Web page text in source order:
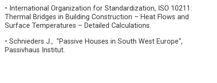
• International Organization for Standardization, ISO 10211:
Thermal Bridges in Building Construction – Heat Flows and
Surface Temperatures – Detailed Calculations.
• Schnieders J., "Passive Houses in South West Europe",
Passivhaus Institut.